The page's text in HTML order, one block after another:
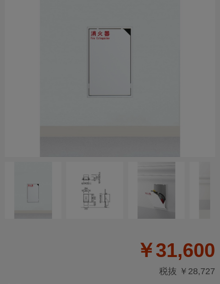
￥31,600
税抜 ￥28,727